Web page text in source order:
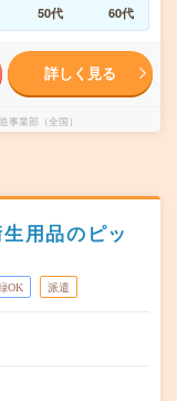
50代 60代
詳しく見る
業部（全国）
用品のピッ
OK 派遣